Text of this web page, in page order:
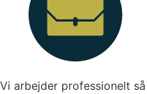
Vi arbejder professionelt